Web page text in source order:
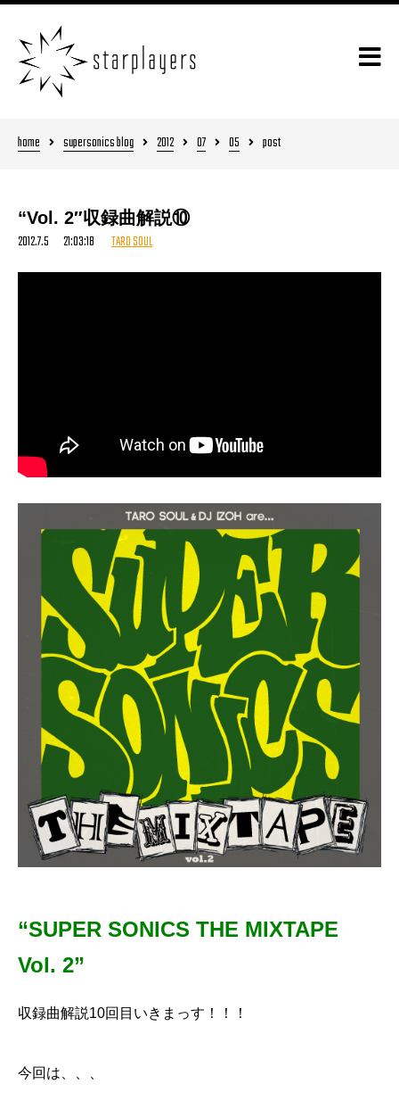
home supersonics blog 2012 07 05 post
“Vol. 2″収録曲解説⑩
2012.7.5 21:03:18 TARO SOUL
“SUPER SONICS THE MIXTAPE
Vol. 2”
収録曲解説10回目いきまっす！！！
今回は、、、